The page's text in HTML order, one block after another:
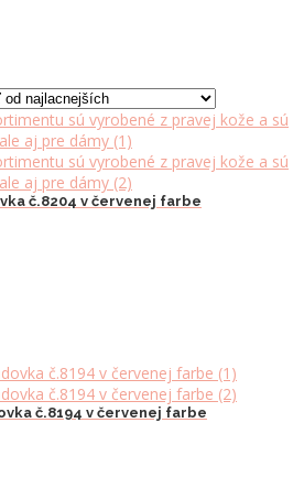
č.8204 v červenej farbe
č.8194 v červenej farbe